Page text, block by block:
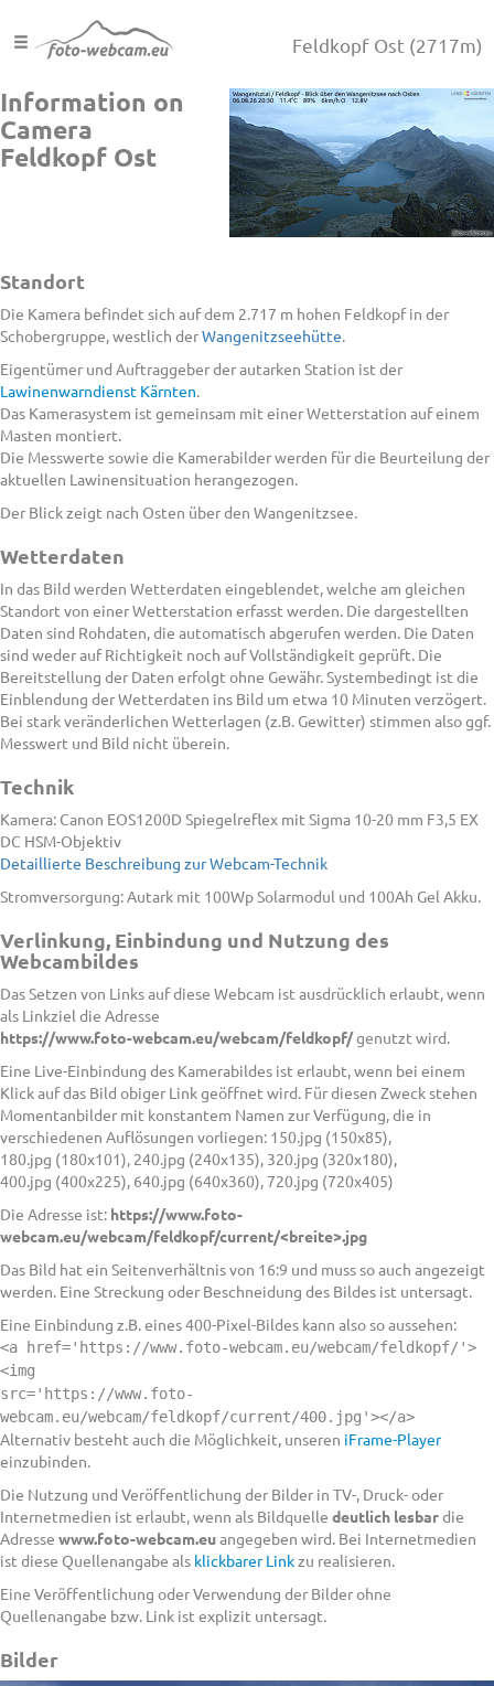
Feldkopf Ost (2717m)
Information on
Camera
Feldkopf Ost
Standort
Die Kamera befindet sich auf dem 2.717 m hohen Feldkopf in der
Schobergruppe, westlich derWangenitzseehütte.
Eigentümer und Auftraggeber der autarken Station ist der
Lawinenwarndienst Kärnten.
Das Kamerasystem ist gemeinsam mit einer Wetterstation auf einem
Masten montiert.
Die Messwerte sowie die Kamerabilder werden für die Beurteilung der
aktuellen Lawinensituation herangezogen.
Der Blick zeigt nach Osten über den Wangenitzsee.
Wetterdaten
In das Bild werden Wetterdaten eingeblendet, welche am gleichen
Standort von einer Wetterstation erfasst werden. Die dargestellten
Daten sind Rohdaten, die automatisch abgerufen werden. Die Daten
sind weder auf Richtigkeit noch auf Vollständigkeit geprüft. Die
Bereitstellung der Daten erfolgt ohne Gewähr. Systembedingt ist die
Einblendung der Wetterdaten ins Bild um etwa 10 Minuten verzögert.
Bei stark veränderlichen Wetterlagen (z.B. Gewitter) stimmen also ggf.
Messwert und Bild nicht überein.
Technik
Kamera: Canon EOS1200D Spiegelreflex mit Sigma 10-20 mm F3,5 EX
DC HSM-Objektiv
Detaillierte Beschreibung zur Webcam-Technik
Stromversorgung: Autark mit 100Wp Solarmodul und 100Ah Gel Akku.
Verlinkung, Einbindung und Nutzung des
Webcambildes
Das Setzen von Links auf diese Webcam ist ausdrücklich erlaubt, wenn
als Linkziel die Adresse
https://www.foto-webcam.eu/webcam/feldkopf/genutzt wird.
Eine Live-Einbindung des Kamerabildes ist erlaubt, wenn bei einem
Klick auf das Bild obiger Link geöffnet wird. Für diesen Zweck stehen
Momentanbilder mit konstantem Namen zur Verfügung, die in
verschiedenen Auflösungen vorliegen: 150.jpg (150x85),
180.jpg (180x101), 240.jpg (240x135), 320.jpg (320x180),
400.jpg (400x225), 640.jpg (640x360), 720.jpg (720x405)
Die Adresse ist: https://www.foto-
webcam.eu/webcam/feldkopf/current/<breite>.jpg
Das Bild hat ein Seitenverhältnis von 16:9 und muss so auch angezeigt
werden. Eine Streckung oder Beschneidung des Bildes ist untersagt.
Eine Einbindung z.B. eines 400-Pixel-Bildes kann also so aussehen:
<a href='https://www.foto-webcam.eu/webcam/feldkopf/'>
<img
src='https://www.foto-
webcam.eu/webcam/feldkopf/current/400.jpg'></a>
Alternativ besteht auch die Möglichkeit, unseren iFrame-Player
einzubinden.
Die Nutzung und Veröffentlichung der Bilder in TV-, Druck- oder
Internetmedien ist erlaubt, wenn als Bildquelle deutlich lesbardie
Adresse www.foto-webcam.euangegeben wird. Bei Internetmedien
ist diese Quellenangabe als klickbarer Linkzu realisieren.
Eine Veröffentlichung oder Verwendung der Bilder ohne
Quellenangabe bzw. Link ist explizit untersagt.
Bilder